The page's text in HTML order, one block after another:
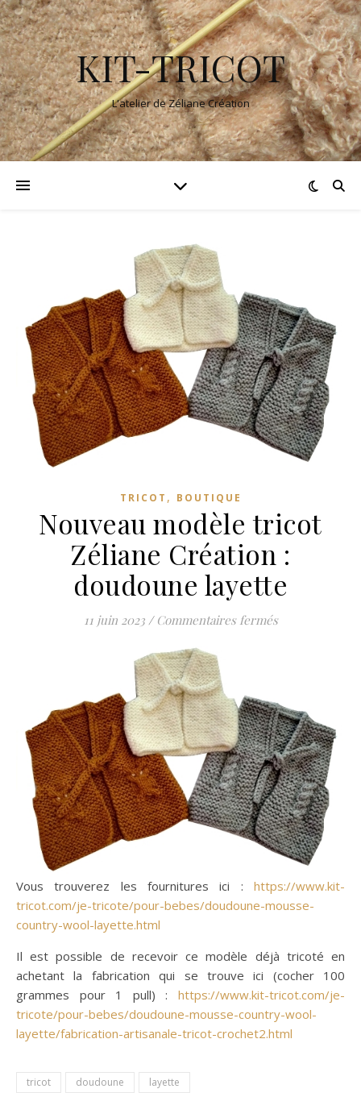
KIT-TRICOT
L'atelier de Zéliane Création
TRICOT , BOUTIQUE
Nouveau modèle tricot
Zéliane Création :
doudoune layette
11 juin 2023 / Commentaires ferméssur Nouveau
Vous trouverez les fournitures ici : https://www.kit-
tricot.com/je-tricote/pour-bebes/doudoune-mousse-
country-wool-layette.html
Il est possible de recevoir ce modèle déjà tricoté en
achetant la fabrication qui se trouve ici (cocher 100
grammes pour 1 pull) : https://www.kit-tricot.com/je-
tricote/pour-bebes/doudoune-mousse-country-wool-
layette/fabrication-artisanale-tricot-crochet2.html
tricot doudoune layette